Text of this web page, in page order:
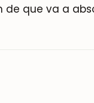
de que va a